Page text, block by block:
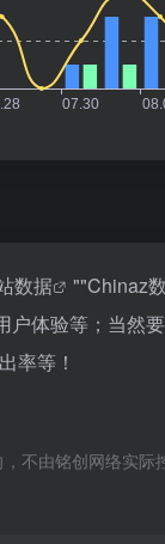
数据 ""Chinaz
体验等；当然
率等！
不由铭创网络实